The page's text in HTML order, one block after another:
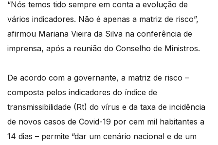
“Nós temos tido sempre em conta a evolução de
vários indicadores. Não é apenas a matriz de risco”,
afirmou Mariana Vieira da Silva na conferência de
imprensa, após a reunião do Conselho de Ministros.
De acordo com a governante, a matriz de risco –
composta pelos indicadores do índice de
transmissibilidade (Rt) do vírus e da taxa de incidência
de novos casos de Covid-19 por cem mil habitantes a
14 dias – permite “dar um cenário nacional e de um